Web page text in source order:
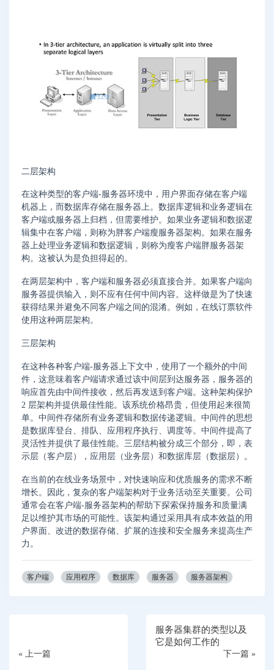
二层架构
在这种类型的客户端-服务器环境中，用户界面存储在客户端
机器上，而数据库存储在服务器上。数据库逻辑和业务逻辑在
客户端或服务器上归档，但需要维护。如果业务逻辑和数据逻
辑集中在客户端，则称为胖客户端瘦服务器架构。如果在服务
器上处理业务逻辑和数据逻辑，则称为瘦客户端胖服务器架
构。这被认为是负担得起的。
在两层架构中，客户端和服务器必须直接合并。如果客户端向
服务器提供输入，则不应有任何中间内容。这样做是为了快速
获得结果并避免不同客户端之间的混淆。例如，在线订票软件
使用这种两层架构。
三层架构
在这种各种客户端-服务器上下文中，使用了一个额外的中间
件，这意味着客户端请求通过该中间层到达服务器，服务器的
响应首先由中间件接收，然后再发送到客户端。这种架构保护
2 层架构并提供最佳性能。该系统价格昂贵，但使用起来很简
单。中间件存储所有业务逻辑和数据传递逻辑。中间件的思想
是数据库登台、排队、应用程序执行、调度等。中间件提高了
灵活性并提供了最佳性能。三层结构被分成三个部分，即，表
示层（客户层），应用层（业务层）和数据库层（数据层）。
在当前的在线业务场景中，对快速响应和优质服务的需求不断
增长。因此，复杂的客户端架构对于业务活动至关重要。公司
通常会在客户端-服务器架构的帮助下探索保持服务和质量满
足以维护其市场的可能性。该架构通过采用具有成本效益的用
户界面、改进的数据存储、扩展的连接和安全服务来提高生产
力。
客户端 应用程序 数据库 服务器 服务器架构
« 上一篇
服务器集群的类型以及
它是如何工作的
下一篇 »